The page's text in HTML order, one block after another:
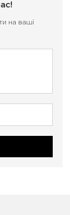
на ваші